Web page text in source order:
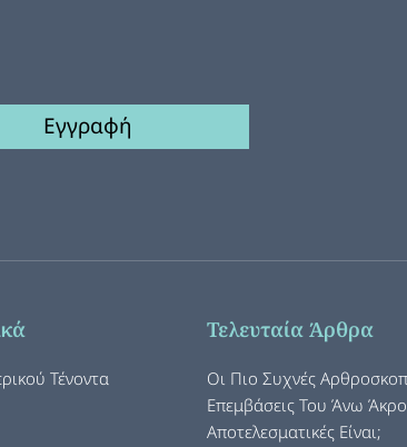
Εγγραφή
Τένοντα
Τελευταία Άρθρα
Οι Πιο Συχνές
Επεμβάσεις Του Άνω
Αποτελεσματικές Είναι;